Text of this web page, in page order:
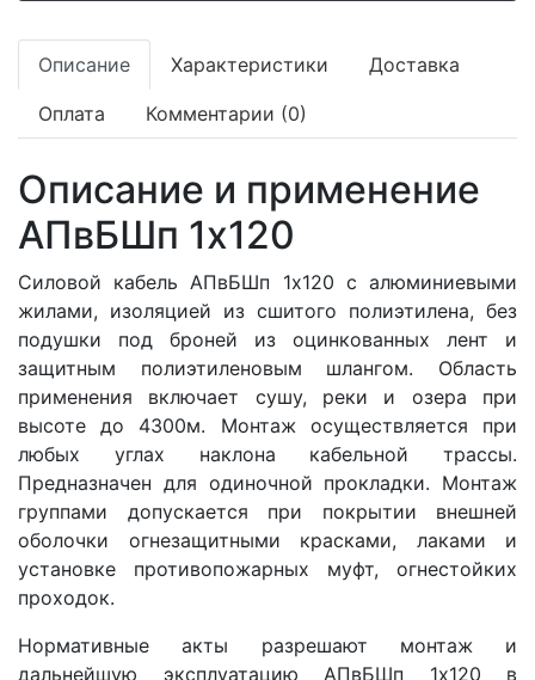
Описание Характеристики Доставка
Оплата Комментарии (0)
Описание и применение
АПвБШп 1x120
Силовой кабель АПвБШп 1x120 с алюминиевыми
жилами, изоляцией из сшитого полиэтилена, без
подушки под броней из оцинкованных лент и
защитным полиэтиленовым шлангом. Область
применения включает сушу, реки и озера при
высоте до 4300м. Монтаж осуществляется при
любых углах наклона кабельной трассы.
Предназначен для одиночной прокладки. Монтаж
группами допускается при покрытии внешней
оболочки огнезащитными красками, лаками и
установке противопожарных муфт, огнестойких
проходок.
Нормативные акты разрешают монтаж и
дальнейшую эксплуатацию АПвБШп 1x120 в